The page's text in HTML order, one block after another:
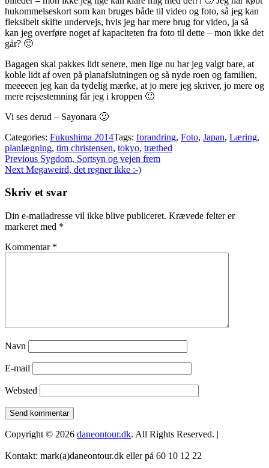
hukommelseskort som kan bruges både til video og foto, så jeg kan
fleksibelt skifte undervejs, hvis jeg har mere brug for video, ja så
kan jeg overføre noget af kapaciteten fra foto til dette – mon ikke det
går? 🙂
Bagagen skal pakkes lidt senere, men lige nu har jeg valgt bare, at
koble lidt af oven på planafslutningen og så nyde roen og familien,
meeeeen jeg kan da tydelig mærke, at jo mere jeg skriver, jo mere og
mere rejsestemning får jeg i kroppen 🙂
Vi ses derud – Sayonara 🙂
Categories: Fukushima 2014Tags: forandring, Foto, Japan, Læring,
planlægning, tim christensen, tokyo, træthed
Indlægsnavigation
Previous Previous
post:
Sygdom, Sortsyn og vejen frem
Next Next
Megaweird, det regner ikke :-)
Skriv et svar
Din e-mailadresse vil ikke blive publiceret. Krævede felter er
markeret med *
Kommentar *
Navn
E-mail
Websted
Copyright © 2026 daneontour.dk. All Rights Reserved. |
Kontakt: mark(a)daneontour.dk eller på 60 10 12 22